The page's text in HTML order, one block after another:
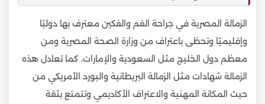
الزمالة المصرية في جراحة الفم والفكين معترف بها دوليًا
وإقليميًا وتحظى باعتراف من وزارة الصحة المصرية ومن
معظم دول الخليج مثل السعودية والإمارات، كما تعادل هذه
الزمالة شهادات مثل الزمالة البريطانية والبورد الأمريكي من
حيث المكانة المهنية والاعتراف الأكاديمي وتتمتع بثقة